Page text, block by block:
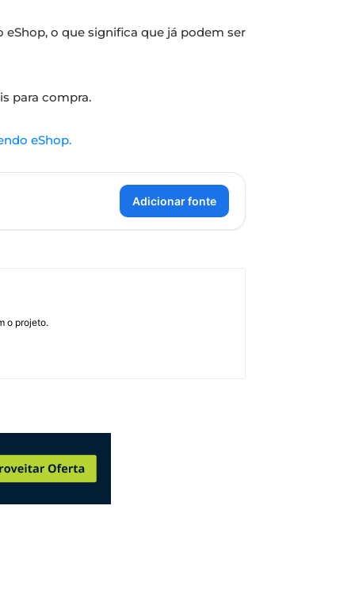
o que significa que já podem ser
para compra.
eShop.
Adicionar fonte
o projeto.